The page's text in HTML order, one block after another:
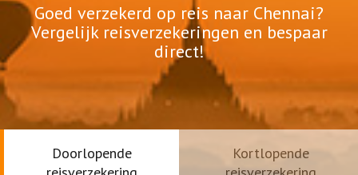
Goed verzekerd op reis naar Chennai?
Vergelijk reisverzekeringen en bespaar
direct!
Doorlopende
Kortlopende